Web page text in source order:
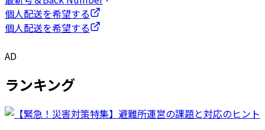
個人配送を希望する
個人配送を希望する
AD
ランキング